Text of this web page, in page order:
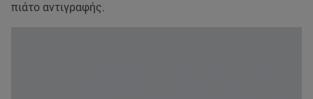
πιάτο αντιγραφής.